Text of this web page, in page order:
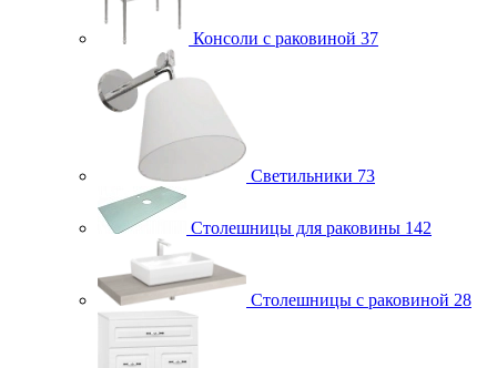
Консоли с раковиной 37
Светильники 73
Столешницы для раковины 142
Столешницы с раковиной 28